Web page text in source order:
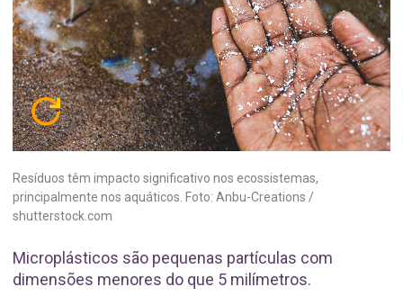
Resíduos têm impacto significativo nos ecossistemas,
principalmente nos aquáticos. Foto: Anbu-Creations /
shutterstock.com
Microplásticos são pequenas partículas com
dimensões menores do que 5 milímetros.